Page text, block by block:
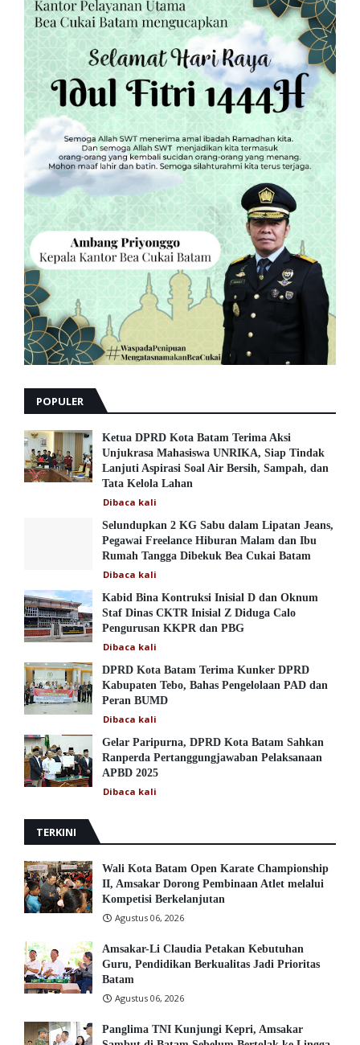
POPULER
Ketua DPRD Kota Batam Terima Aksi
Unjukrasa Mahasiswa UNRIKA, Siap Tindak
Lanjuti Aspirasi Soal Air Bersih, Sampah, dan
Tata Kelola Lahan
Dibaca kali
Selundupkan 2 KG Sabu dalam Lipatan Jeans,
Pegawai Freelance Hiburan Malam dan Ibu
Rumah Tangga Dibekuk Bea Cukai Batam
Dibaca kali
Kabid Bina Kontruksi Inisial D dan Oknum
Staf Dinas CKTR Inisial Z Diduga Calo
Pengurusan KKPR dan PBG
Dibaca kali
DPRD Kota Batam Terima Kunker DPRD
Kabupaten Tebo, Bahas Pengelolaan PAD dan
Peran BUMD
Dibaca kali
Gelar Paripurna, DPRD Kota Batam Sahkan
Ranperda Pertanggungjawaban Pelaksanaan
APBD 2025
Dibaca kali
TERKINI
Wali Kota Batam Open Karate Championship
II, Amsakar Dorong Pembinaan Atlet melalui
Kompetisi Berkelanjutan
Agustus 06, 2026
Amsakar-Li Claudia Petakan Kebutuhan
Guru, Pendidikan Berkualitas Jadi Prioritas
Batam
Agustus 06, 2026
Panglima TNI Kunjungi Kepri, Amsakar